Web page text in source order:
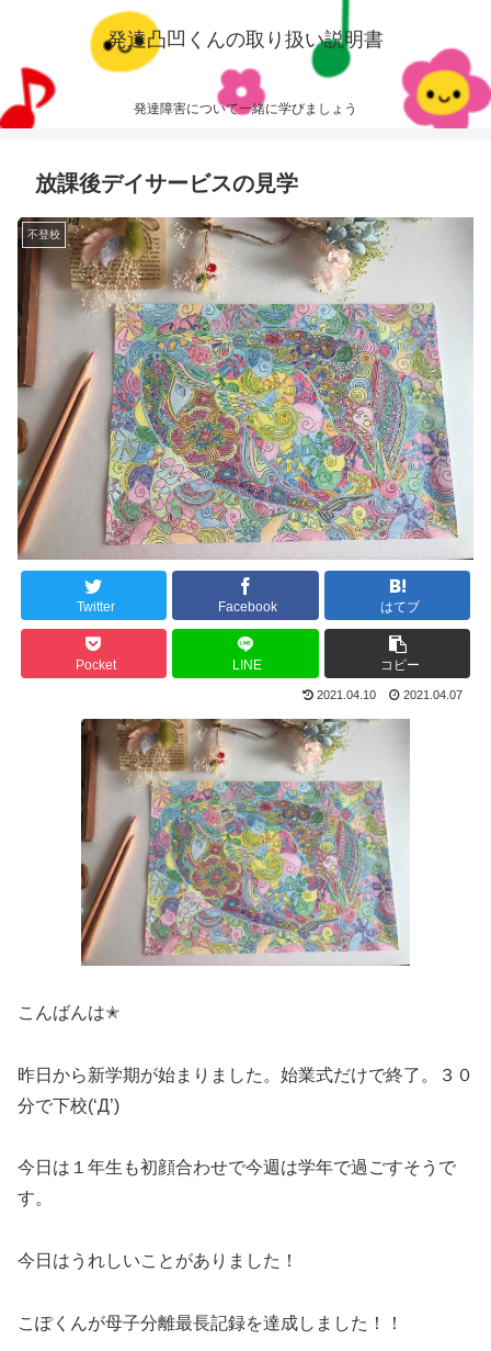
発達凸凹くんの取り扱い説明書
発達障害について一緒に学びましょう
放課後デイサービスの見学
不登校
Twitter Facebook はてブ
Pocket LINE コピー
2021.04.10 2021.04.07
こんばんは✭
昨日から新学期が始まりました。始業式だけで終了。３０
分で下校(‘Д’)
今日は１年生も初顔合わせで今週は学年で過ごすそうで
す。
今日はうれしいことがありました！
こぽくんが母子分離最長記録を達成しました！！